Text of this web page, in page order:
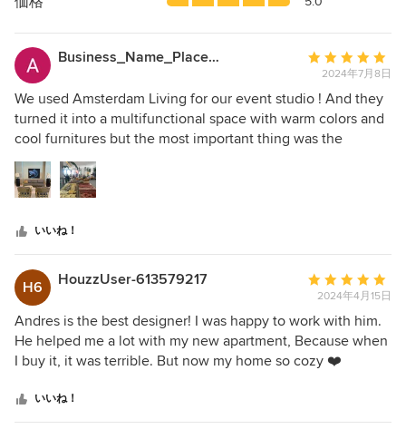
星
5
Business_Name_Placeholder
平
評
価：
5
2024年7月8日
We used Amsterdam Living for our event studio ! And they
turned it into a multifunctional space with warm colors and
cool furnitures but the most important thing was the
lighting !! We’re happy with the result !!! 5 star
recommendation!!!
いいね！
H6 HouzzUser-613579217
平
均
評
価：
5
中
2024年4月15日
Andres is the best designer! I was happy to work with him.
He helped me a lot with my new apartment, Because when
I buy it, it was terrible. But now my home so cozy ❤️
いいね！